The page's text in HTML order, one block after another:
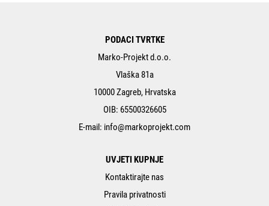
PODACI TVRTKE
Marko-Projekt d.o.o.
Vlaška 81a
10000 Zagreb, Hrvatska
OIB: 65500326605
E-mail: info@markoprojekt.com
UVJETI KUPNJE
Kontaktirajte nas
Pravila privatnosti